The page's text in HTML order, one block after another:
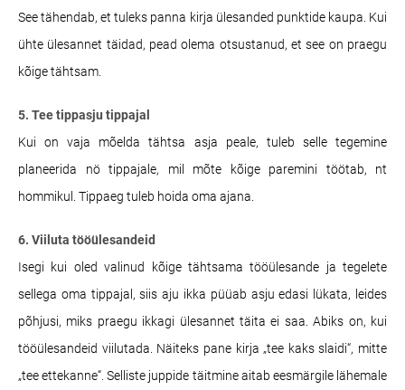
See tähendab, et tuleks panna kirja ülesanded punktide kaupa. Kui
ühte ülesannet täidad, pead olema otsustanud, et see on praegu
kõige tähtsam.
5. Tee tippasju tippajal
Kui on vaja mõelda tähtsa asja peale, tuleb selle tegemine
planeerida nö tippajale, mil mõte kõige paremini töötab, nt
hommikul. Tippaeg tuleb hoida oma ajana.
6. Viiluta tööülesandeid
Isegi kui oled valinud kõige tähtsama tööülesande ja tegelete
sellega oma tippajal, siis aju ikka püüab asju edasi lükata, leides
põhjusi, miks praegu ikkagi ülesannet täita ei saa. Abiks on, kui
tööülesandeid viilutada. Näiteks pane kirja „tee kaks slaidi“, mitte
„tee ettekanne“. Selliste juppide täitmine aitab eesmärgile lähemale